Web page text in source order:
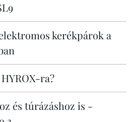
kerékpárok a
ra?
és túrázáshoz is -